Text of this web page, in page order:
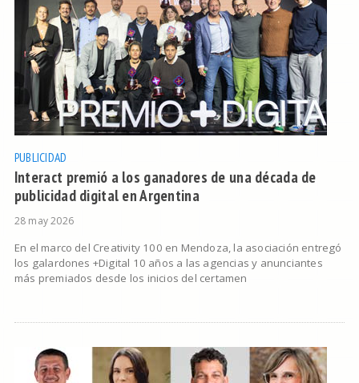
PUBLICIDAD
Interact premió a los ganadores de una década de
publicidad digital en Argentina
28 may 2026
En el marco del Creativity 100 en Mendoza, la asociación entregó
los galardones +Digital 10 años a las agencias y anunciantes
más premiados desde los inicios del certamen